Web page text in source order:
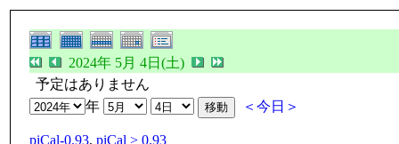
2024年 5月 4日(土)
予定はありません
年
＜今日＞
piCal-0.93, piCal > 0.93